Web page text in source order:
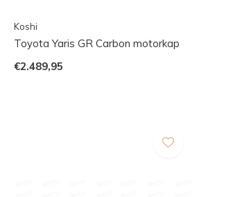
Koshi
Toyota Yaris GR Carbon motorkap
€2.489,95